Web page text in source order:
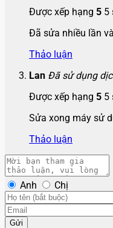
Được xếp hạng 5 5
Đã sửa nhiều lần
Thảo luận
Lan Đã sử dụng
Được xếp hạng 5 5
Sửa xong máy sử
Thảo luận
Anh Chị
Gửi